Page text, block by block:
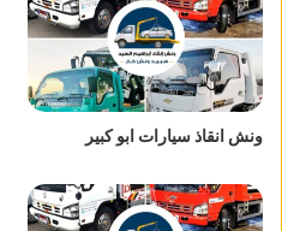
ونش انقاذ سيارات ابو كبير